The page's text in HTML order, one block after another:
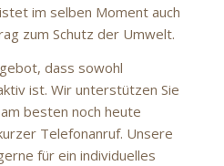
im selben Moment auch
zum Schutz der Umwelt.
dass sowohl
ist. Wir unterstützen Sie
besten noch heute
Telefonanruf. Unsere
für ein individuelles